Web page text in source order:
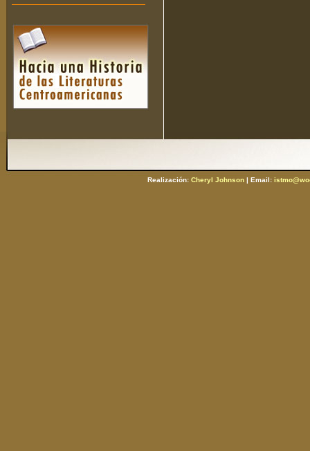
Realización: Cheryl Johnson | Email: